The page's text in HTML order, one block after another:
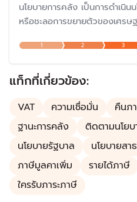
นโยบายการคลัง เป็นการดำเนิ
หรือชะลอการขยายตัวของเศร
ของรัฐบาล คือ การใช้จ่ายของ
ภาษี (รายได้) รวมถึงการก่อหนี้ส
1 2 3
แท็กที่เกี่ยวข้อง:
VAT ความเชื่อมั่น คืนภ
ฐานะการคลัง
ติดตามนโยบ
นโยบายรัฐบาล
นโยบายสา
ภาษีมูลคาเพิ่ม
รายได้ภาษี
ใครรับภาระภาษี